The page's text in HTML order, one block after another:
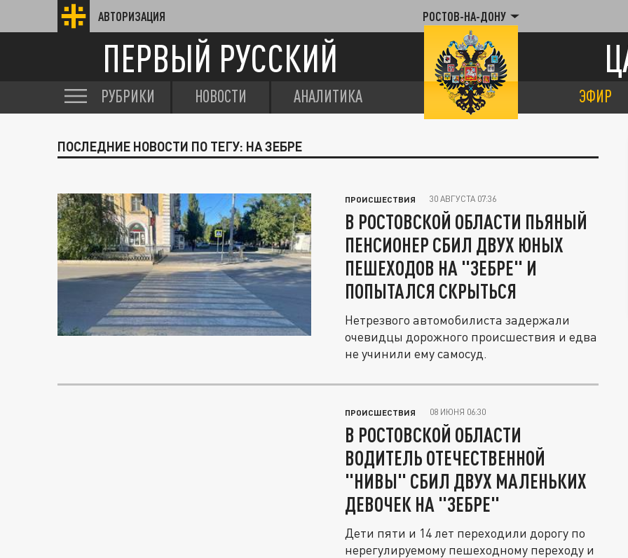
АВТОРИЗАЦИЯ РОСТОВ-НА-ДОНУ
ПЕРВЫЙ РУССКИЙ
РУБРИКИ НОВОСТИ АНАЛИТИКА ЭФИР
ПОСЛЕДНИЕ НОВОСТИ ПО ТЕГУ: НА ЗЕБРЕ
ПРОИСШЕСТВИЯ 30 АВГУСТА 07:36
В РОСТОВСКОЙ ОБЛАСТИ ПЬЯНЫЙ
ПЕНСИОНЕР СБИЛ ДВУХ ЮНЫХ
ПЕШЕХОДОВ НА "ЗЕБРЕ" И
ПОПЫТАЛСЯ СКРЫТЬСЯ
Нетрезвого автомобилиста задержали
очевидцы дорожного происшествия и едва
не учинили ему самосуд.
ПРОИСШЕСТВИЯ 08 ИЮНЯ 06:30
В РОСТОВСКОЙ ОБЛАСТИ
ВОДИТЕЛЬ ОТЕЧЕСТВЕННОЙ
"НИВЫ" СБИЛ ДВУХ МАЛЕНЬКИХ
ДЕВОЧЕК НА "ЗЕБРЕ"
Дети пяти и 14 лет переходили дорогу по
нерегулируемому пешеходному переходу и